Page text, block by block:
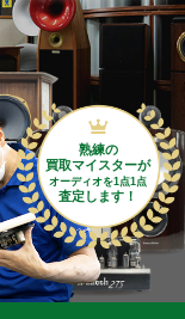
熟練の
買取マイスターが
オーディオを1点1点
査定します！